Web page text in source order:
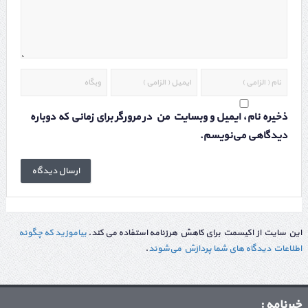
ذخیره نام، ایمیل و وبسایت من در مرورگر برای زمانی که دوباره
دیدگاهی می‌نویسم.
این سایت از اکیسمت برای کاهش هرزنامه استفاده می کند.بیاموزید که چگونه
اطلاعات دیدگاه های شما پردازش می‌شوند.